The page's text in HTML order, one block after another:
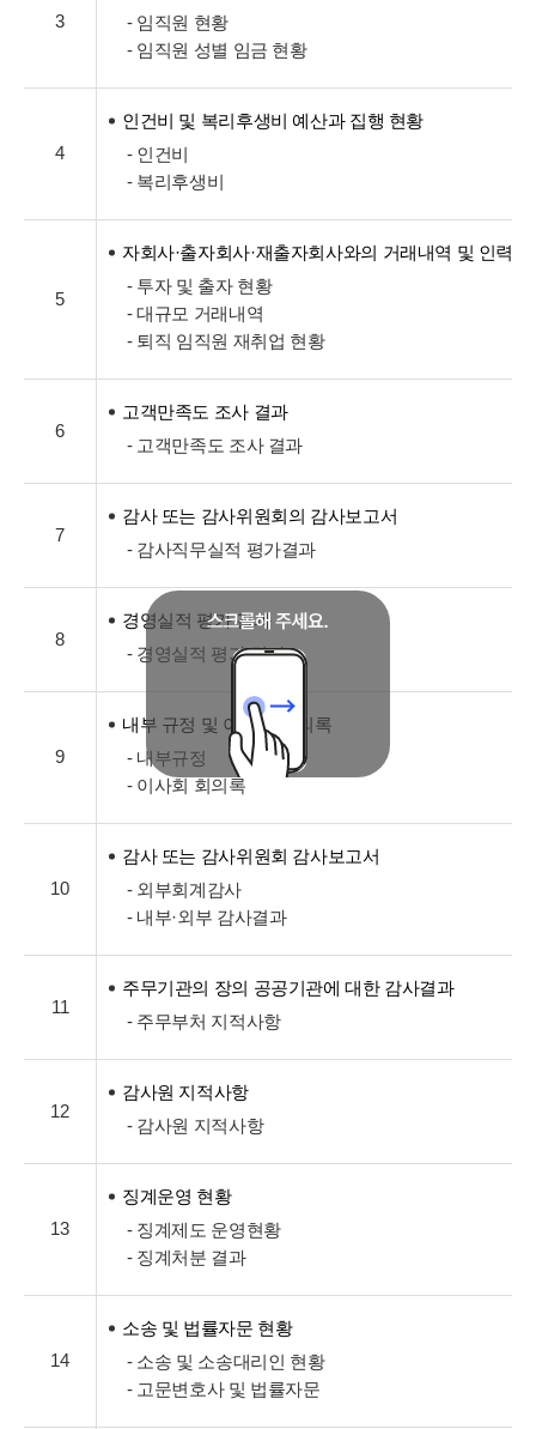
3
- 임직원 현황
- 임직원 성별 임금 현황
4
인건비 및 복리후생비 예산과 집행 현황
- 인건비
- 복리후생비
5
자회사·출자회사·재출자회사와의 거래내역 및 인력
- 투자 및 출자 현황
- 대규모 거래내역
- 퇴직 임직원 재취업 현황
6
고객만족도 조사 결과
- 고객만족도 조사 결과
7
감사 또는 감사위원회의 감사보고서
- 감사직무실적 평가결과
8
경영실적 평가 결과
- 경영실적 평가 결과
9
내부 규정 및 이사회 회의록
- 내부규정
- 이사회 회의록
10
감사 또는 감사위원회 감사보고서
- 외부회계감사
- 내부·외부 감사결과
11
주무기관의 장의 공공기관에 대한 감사결과
- 주무부처 지적사항
12
감사원 지적사항
- 감사원 지적사항
13
징계운영 현황
- 징계제도 운영현황
- 징계처분 결과
14
소송 및 법률자문 현황
- 소송 및 소송대리인 현황
- 고문변호사 및 법률자문